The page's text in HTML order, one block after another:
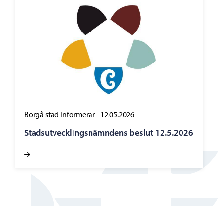
Borgå stad informerar- 12.05.2026
Stadsutvecklingsnämndens beslut 12.5.2026